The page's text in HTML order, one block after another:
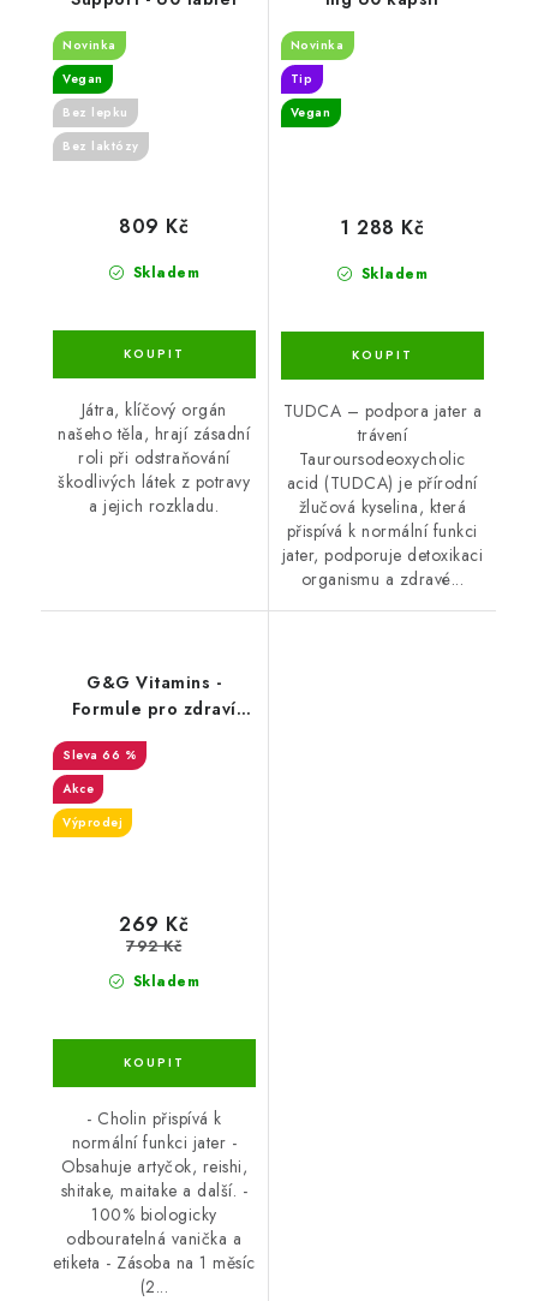
Novinka
Vegan
Bez lepku
Bez laktózy
Skladem
809 Kč
Játra, klíčový orgán
našeho těla, hrají zásadní
roli při odstraňování
škodlivých látek z potravy
a jejich rozkladu.
Novinka
Tip
Vegan
Skladem
1 288 Kč
TUDCA – podpora jater a
trávení
Tauroursodeoxycholic
acid (TUDCA) je přírodní
žlučová kyselina, která
přispívá k normální funkci
jater, podporuje detoxikaci
organismu a zdravé...
G&G Vitamins -
Formule pro zdraví
17.2.26
66 %
Akce
Výprodej
Skladem
269 Kč
792 Kč
- Cholin přispívá k
normální funkci jater -
Obsahuje artyčok, reishi,
shitake, maitake a další. -
100% biologicky
odbouratelná vanička a
etiketa - Zásoba na 1 měsíc
(2...